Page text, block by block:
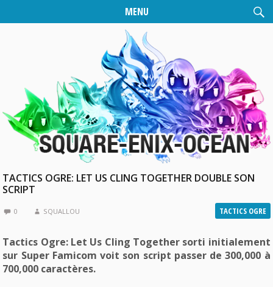
MENU
TACTICS OGRE: LET US CLING TOGETHER DOUBLE SON
SCRIPT
TACTICS OGRE
0 SQUALLOU
Tactics Ogre: Let Us Cling Together sorti initialement
sur Super Famicom voit son script passer de 300,000 à
700,000 caractères.